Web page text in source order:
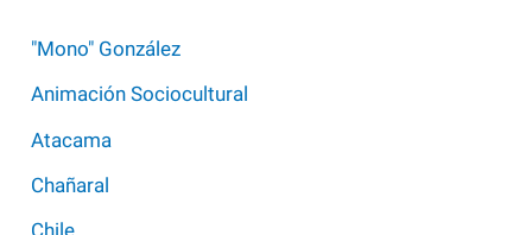
"Mono" González
Animación Sociocultural
Atacama
Chañaral